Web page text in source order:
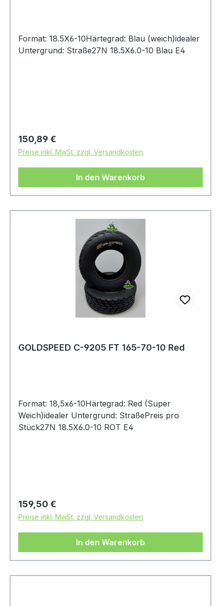
Format: 18.5X6-10Härtegrad: Blau (weich)idealer
Untergrund: Straße27N 18.5X6.0-10 Blau E4
Regulärer Preis:
150,89 €
Preise inkl. MwSt. zzgl. Versandkosten
In den Warenkorb
GOLDSPEED C-9205 FT 165-70-10 Red
Format: 18,5x6-10Härtegrad: Red (Super
Weich)idealer Untergrund: StraßePreis pro
Stück27N 18.5X6.0-10 ROT E4
Regulärer Preis:
159,50 €
Preise inkl. MwSt. zzgl. Versandkosten
In den Warenkorb